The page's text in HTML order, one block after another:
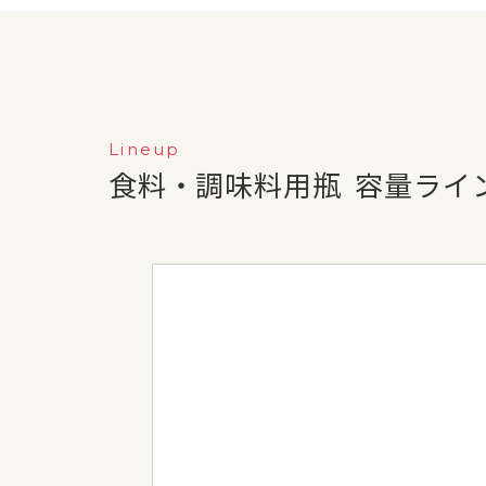
Lineup
食料・調味料用瓶 容量ライ